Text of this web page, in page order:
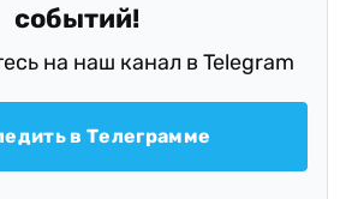
событий!
на наш канал в Telegram
в Телеграмме